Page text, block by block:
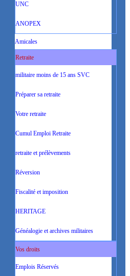
UNC
ANOPEX
Amicales
Retraite
militaire moins de 15 ans SVC
Préparer sa retraite
Votre retraite
Cumul Emploi Retraite
retraite et prélèvements
Réversion
Fiscalité et imposition
HERITAGE
Généalogie et archives militaires
Vos droits
Emplois Réservés